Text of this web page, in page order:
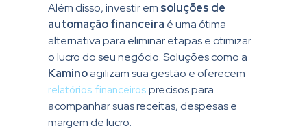
Além disso, investir em soluções de
automação financeira é uma ótima
alternativa para eliminar etapas e otimizar
o lucro do seu negócio. Soluções como a
Kaminoagilizam sua gestão e oferecem
relatórios financeirosprecisos para
acompanhar suas receitas, despesas e
margem de lucro.